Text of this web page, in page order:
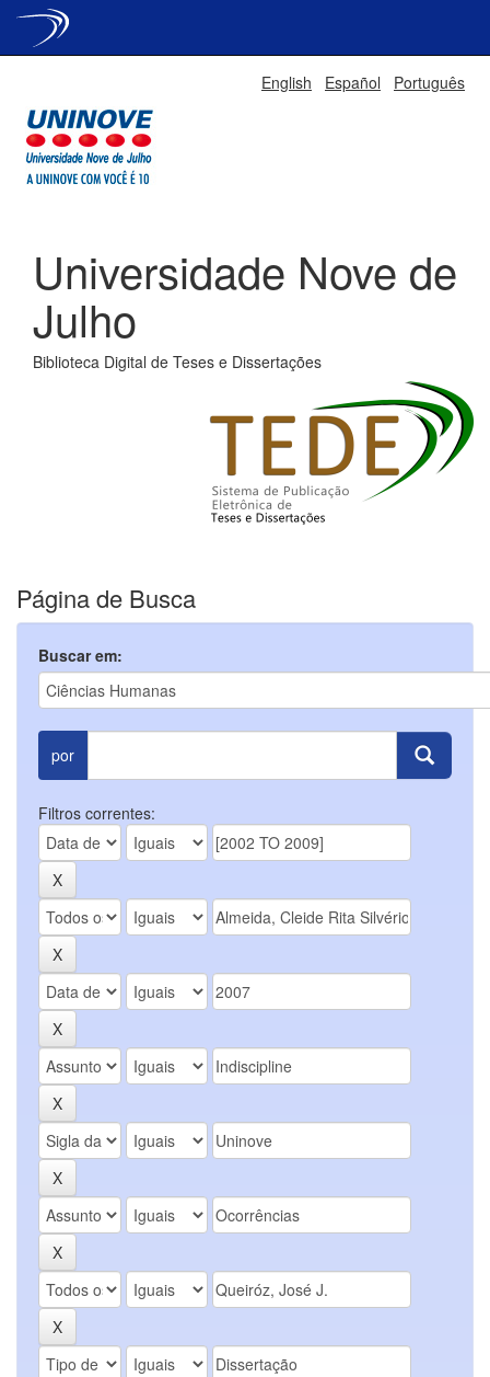
English Español Português
Universidade Nove de
Julho
Biblioteca Digital de Teses e Dissertações
Página de Busca
Buscar em:
por
Filtros correntes: